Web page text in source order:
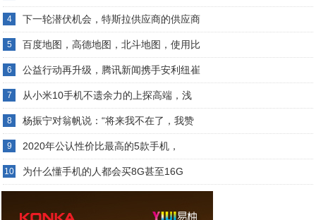
4 下一轮潜伏机会，特斯拉供应商的供应商
5 百度地图，高德地图，北斗地图，使用比
6 公益行动再升级，腾讯新闻携手安利纽崔
7 从小米10手机不遗余力的上探高端，浅
8 杨振宁对翁帆说：“将来我不在了，我赞
9 2020年公认性价比最高的5款手机，
10 为什么懂手机的人都会买8G甚至16G